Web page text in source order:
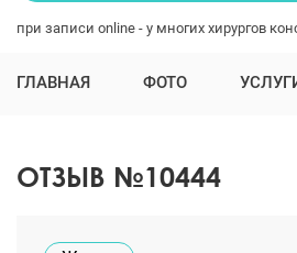
при записи online - у многих хирургов
ГЛАВНАЯ ФОТО
ОТЗЫВ №10444